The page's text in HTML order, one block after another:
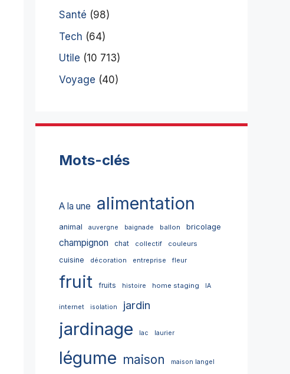
Santé (98)
Tech (64)
Utile (10 713)
Voyage (40)
Mots-clés
A la une alimentation
animal auvergne baignade ballon bricolage
champignon chat collectif couleurs
cuisine décoration entreprise fleur
fruit fruits histoire home staging IA
internet isolation jardin
jardinage lac laurier
légume maison maison langel